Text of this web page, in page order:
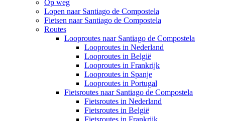
Op weg
Lopen naar Santiago de Compostela
Fietsen naar Santiago de Compostela
Routes
Looproutes naar Santiago de Compostela
Looproutes in Nederland
Looproutes in België
Looproutes in Frankrijk
Looproutes in Spanje
Looproutes in Portugal
Fietsroutes naar Santiago de Compostela
Fietsroutes in Nederland
Fietsroutes in België
Fietsroutes in Frankrijk